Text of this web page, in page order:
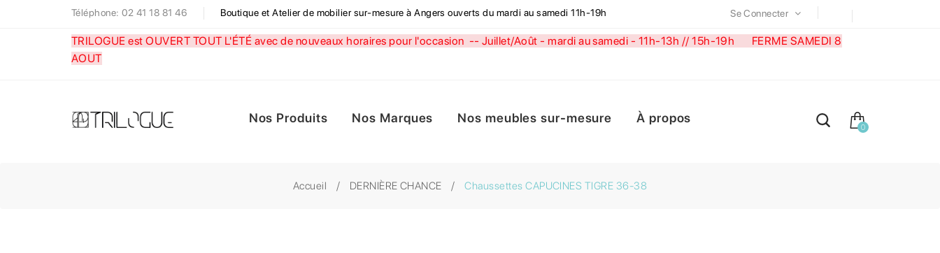
Téléphone: 02 41 18 81 46 Boutique et Atelier de mobilier sur-mesure à Angers ouverts du mardi au samedi 11h-19h Se Connecter
TRILOGUE est OUVERT TOUT L'ÉTÉ avec de nouveaux horaires pour l'occasion -- Juillet/Août - mardi au samedi - 11h-13h // 15h-19h FERME SAMEDI 8
AOUT
Nos Produits Nos Marques Nos meubles sur-mesure À propos
0
Accueil DERNIÈRE CHANCE Chaussettes CAPUCINES TIGRE 36-38